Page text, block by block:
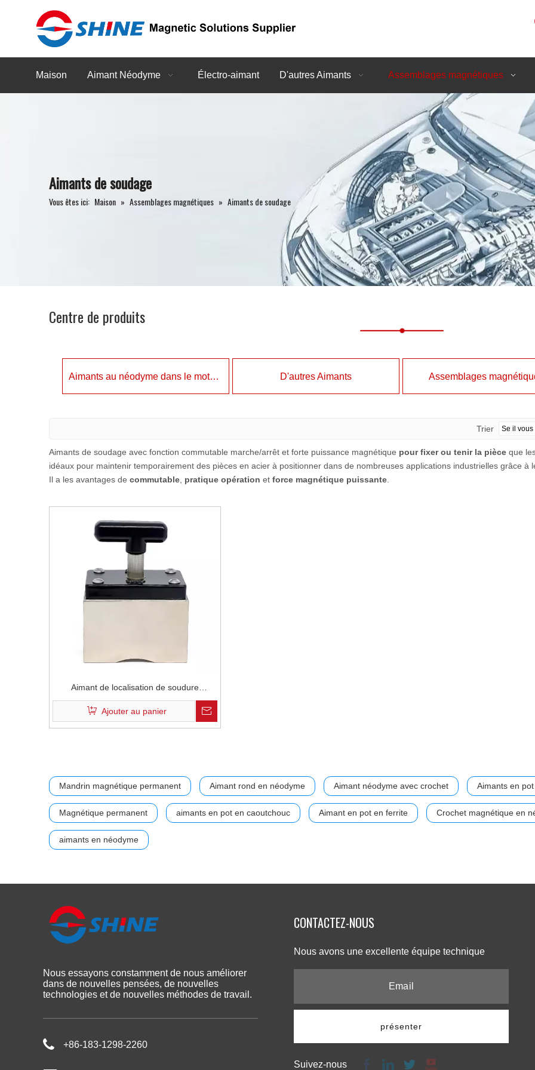
Maison Aimant Néodyme Électro-aimant D'autres Aimants Assemblages magnétiques
Aimants de soudage
Vous êtes ici: Maison » Assemblages magnétiques » Aimants de soudage
Centre de produits
Aimants au néodyme dans le moteur D'autres Aimants Assemblages
Trier
Aimants de soudage avec fonction commutable marche/arrêt et forte puissance magnétique pour fixer ou tenir la pièce que
idéaux pour maintenir temporairement des pièces en acier à positionner dans de nombreuses applications industrielles grâce à
Il a les avantages de commutable pratique opération et force magnétique puissante
Aimant de localisation de soudure
magnétique carré à 90 degrés à cinq côtés
Ajouter au panier
Mandrin magnétique permanent Aimant rond en néodyme Aimant néodyme avec crochet Aimants en
Magnétique permanent aimants en pot en caoutchouc Aimant en pot en ferrite Crochet magnétique en
aimants en néodyme
Nous essayons constamment de nous améliorer
dans de nouvelles pensées, de nouvelles
technologies et de nouvelles méthodes de travail.
+86-183-1298-2260
CONTACTEZ-NOUS​​​​​​​
Nous avons une excellente équipe technique​​​​​​​
présenter
Suivez-nous